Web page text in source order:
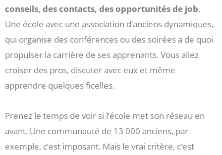
conseils, des contacts, des opportunités de job.
Une école avec une association d’anciens dynamiques,
qui organise des conférences ou des soirées a de quoi
propulser la carrière de ses apprenants. Vous allez
croiser des pros, discuter avec eux et même
apprendre quelques ficelles.
Prenez le temps de voir si l’école met son réseau en
avant. Une communauté de 13 000 anciens, par
exemple, c’est imposant. Mais le vrai critère, c’est